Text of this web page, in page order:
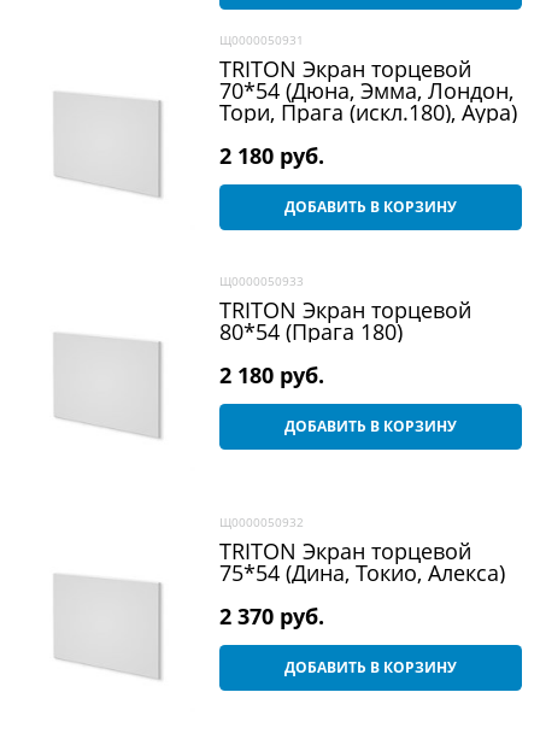
Щ0000050931
TRITON Экран торцевой
70*54 (Дюна, Эмма, Лондон,
Тори, Прага (искл.180), Аура)
2 180 руб.
ДОБАВИТЬ В КОРЗИНУ
Щ0000050933
TRITON Экран торцевой
80*54 (Прага 180)
2 180 руб.
ДОБАВИТЬ В КОРЗИНУ
Щ0000050932
TRITON Экран торцевой
75*54 (Дина, Токио, Алекса)
2 370 руб.
ДОБАВИТЬ В КОРЗИНУ